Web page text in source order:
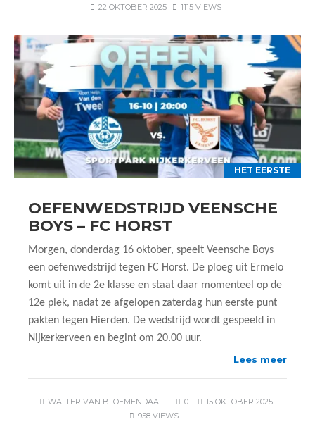
22 OKTOBER 2025
1115 VIEWS
HET EERSTE
OEFENWEDSTRIJD VEENSCHE
BOYS – FC HORST
Morgen, donderdag 16 oktober, speelt Veensche Boys
een oefenwedstrijd tegen FC Horst. De ploeg uit Ermelo
komt uit in de 2e klasse en staat daar momenteel op de
12e plek, nadat ze afgelopen zaterdag hun eerste punt
pakten tegen Hierden. De wedstrijd wordt gespeeld in
Nijkerkerveen en begint om 20.00 uur.
Lees meer
WALTER VAN BLOEMENDAAL 0
15 OKTOBER 2025
958 VIEWS